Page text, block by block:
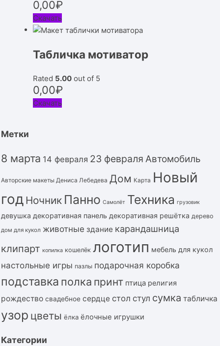
0,00₽
Скачать
Табличка мотиватор
Rated 5.00 out of 5
0,00₽
Скачать
Метки
8 марта 14 февраля 23 февраля Автомобиль
Авторские макеты Дениса Лебедева Дом Карта Новый
год Ночник Панно Самолёт Техника грузовик
девушка декоративная панель декоративная решётка дерево
дом для кукол животные здание карандашница
клипарт копилка кошелёк логотип мебель для кукол
настольные игры пазлы подарочная коробка
подставка полка принт птица религия
рождество свадебное сердце стол стул сумка табличка
узор цветы ёлка ёлочные игрушки
Категории